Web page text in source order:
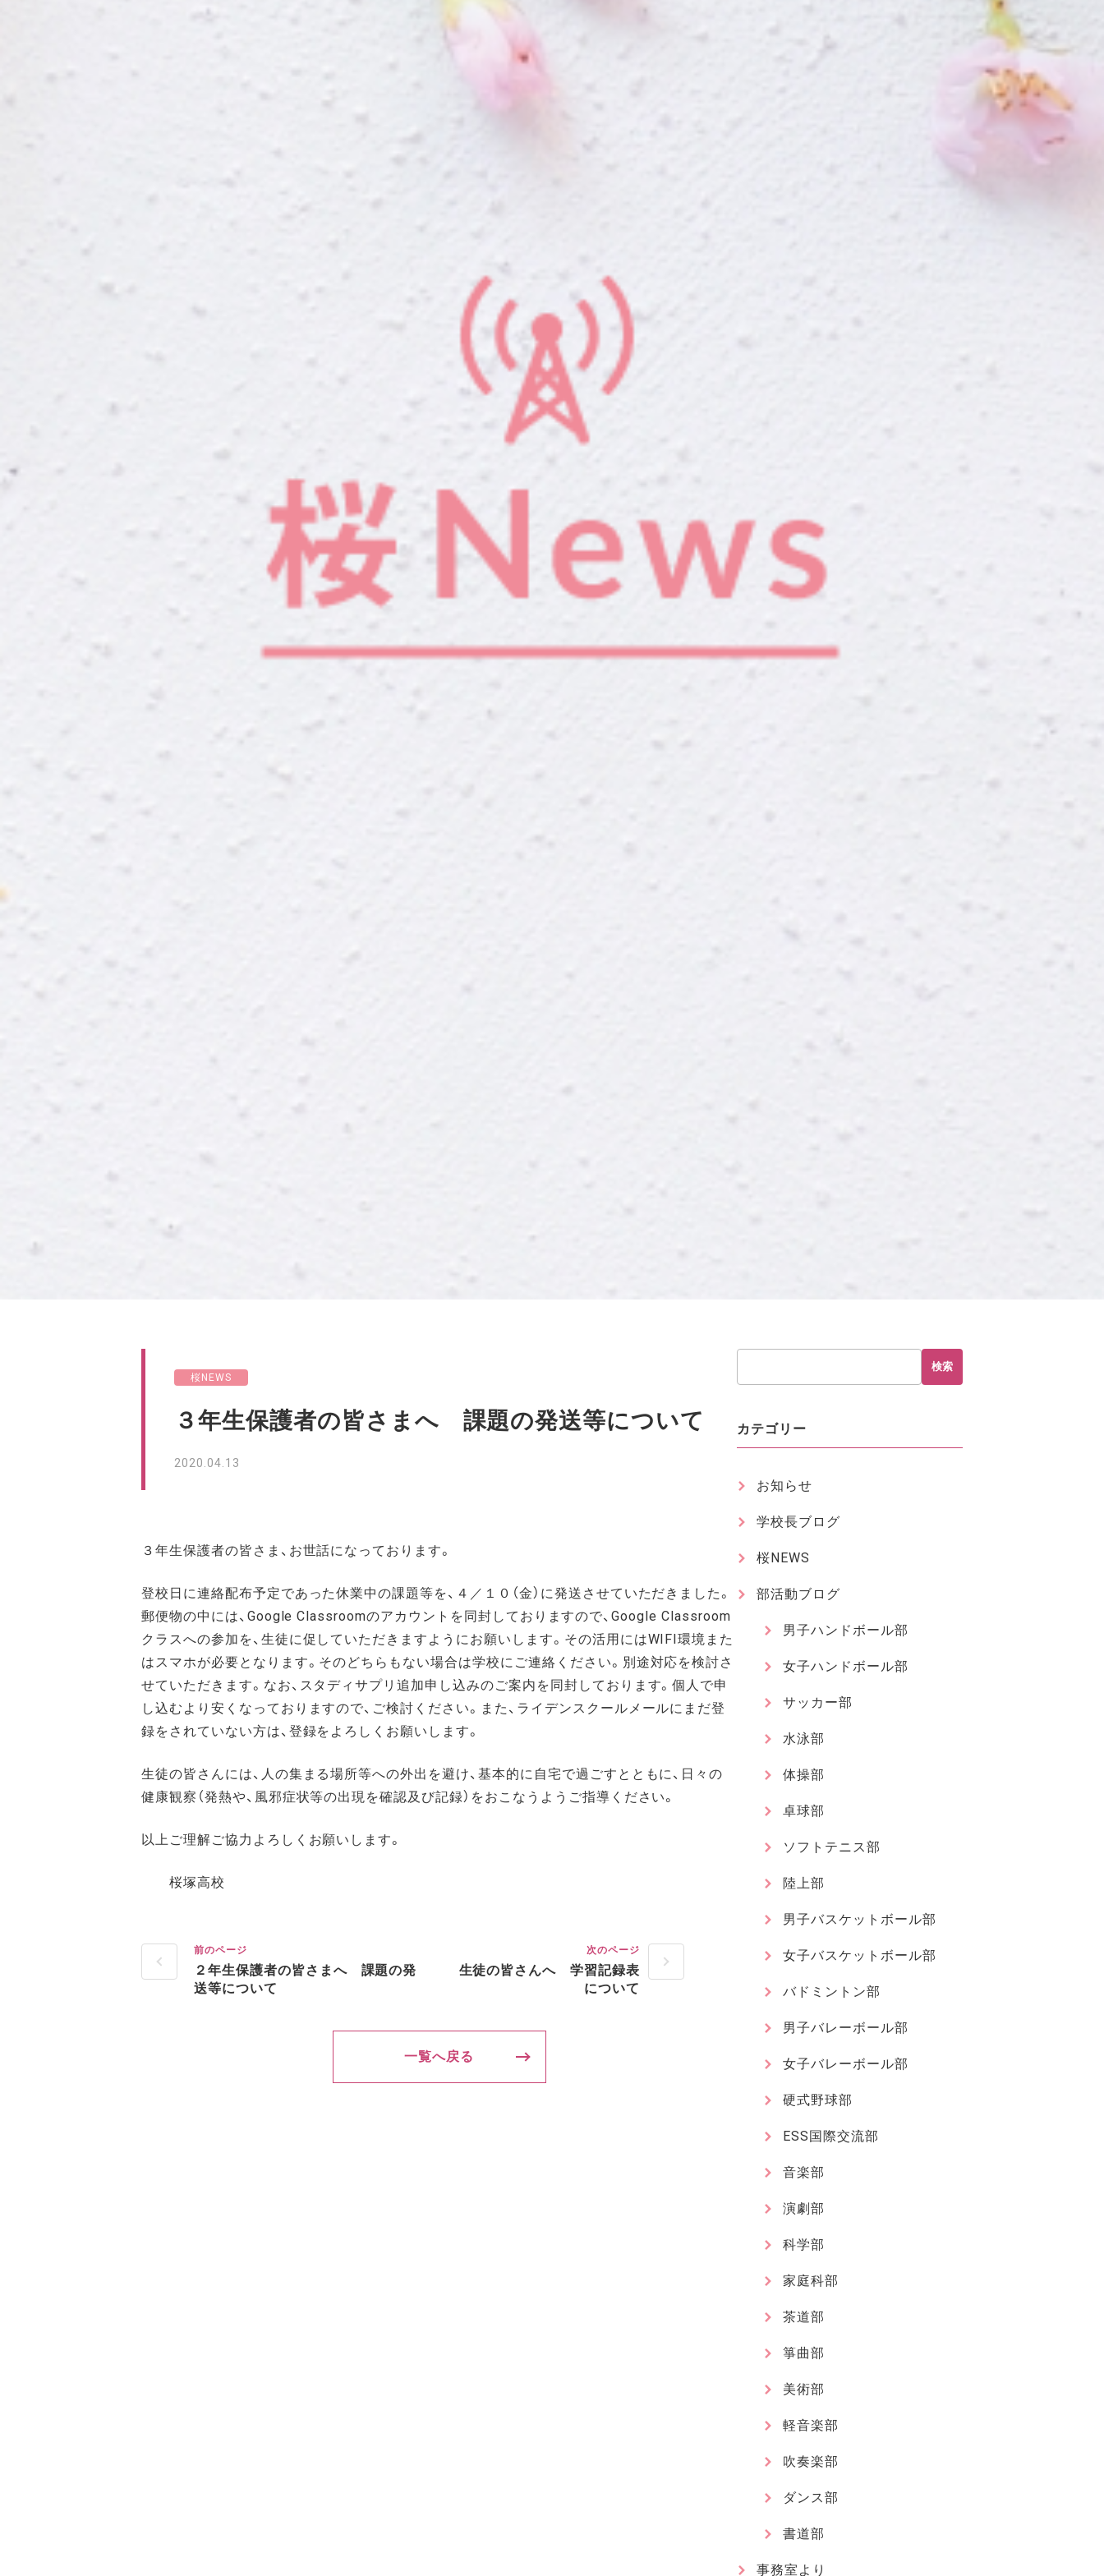
桜NEWS
３年生保護者の皆さまへ 課題の発送等について
2020.04.13
３年生保護者の皆さま、お世話になっております。
登校日に連絡配布予定であった休業中の課題等を、４／１０（金）に発送させていただきました。
郵便物の中には、Google Classroomのアカウントを同封しておりますので、Google Classroom
クラスへの参加を、生徒に促していただきますようにお願いします。その活用にはWIFI環境また
はスマホが必要となります。そのどちらもない場合は学校にご連絡ください。別途対応を検討さ
せていただきます。なお、スタディサプリ追加申し込みのご案内を同封しております。個人で申
し込むより安くなっておりますので、ご検討ください。また、ライデンスクールメールにまだ登
録をされていない方は、登録をよろしくお願いします。
生徒の皆さんには、人の集まる場所等への外出を避け、基本的に自宅で過ごすとともに、日々の
健康観察（発熱や、風邪症状等の出現を確認及び記録）をおこなうようご指導ください。
以上ご理解ご協力よろしくお願いします。
桜塚高校
前のページ
２年生保護者の皆さまへ 課題の発
送等について
次のページ
生徒の皆さんへ 学習記録表
について
一覧へ戻る
検索
カテゴリー
お知らせ
学校長ブログ
桜NEWS
部活動ブログ
男子ハンドボール部
女子ハンドボール部
サッカー部
水泳部
体操部
卓球部
ソフトテニス部
陸上部
男子バスケットボール部
女子バスケットボール部
バドミントン部
男子バレーボール部
女子バレーボール部
硬式野球部
ESS国際交流部
音楽部
演劇部
科学部
家庭科部
茶道部
箏曲部
美術部
軽音楽部
吹奏楽部
ダンス部
書道部
事務室より